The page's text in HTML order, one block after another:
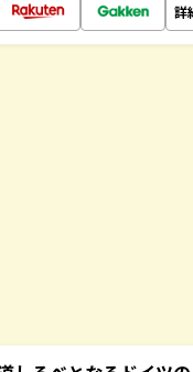
詳